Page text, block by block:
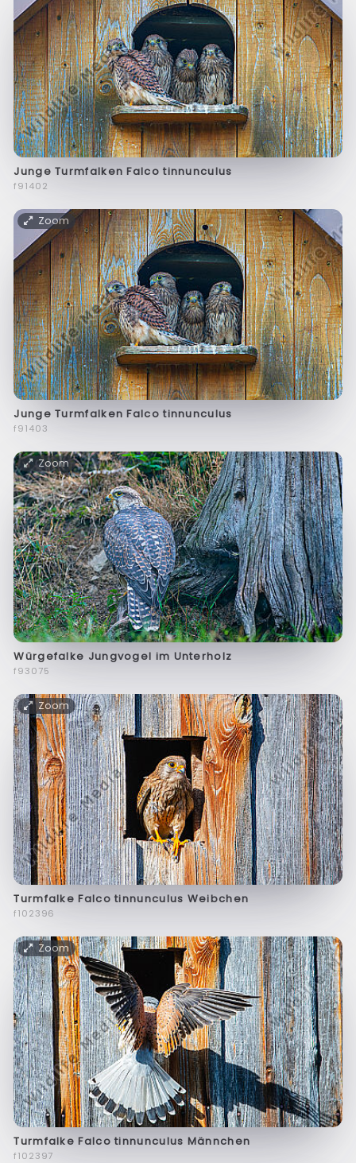
Junge Turmfalken Falco tinnunculus
f91402
Zoom
Junge Turmfalken Falco tinnunculus
f91403
Zoom
Würgefalke Jungvogel im Unterholz
f93075
Zoom
Turmfalke Falco tinnunculus Weibchen
f102396
Zoom
Turmfalke Falco tinnunculus Männchen
f102397